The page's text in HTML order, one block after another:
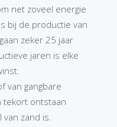
net zoveel energie
bij de productie van
zeker 25 jaar
jaren is elke
van gangbare
tekort ontstaan
zand is.